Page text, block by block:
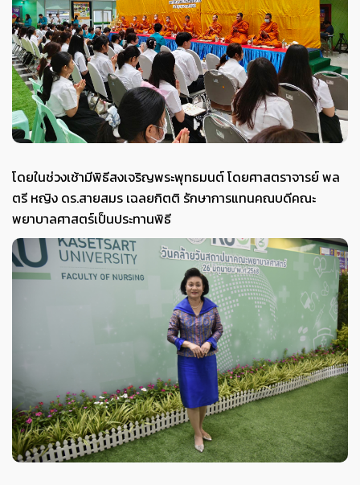
โดยในช่วงเช้ามีพิธีสงเจริญพระพุทธมนต์ โดยศาสตราจารย์ พล
ตรี หญิง ดร.สายสมร เฉลยกิตติ รักษาการแทนคณบดีคณะ
พยาบาลศาสตร์เป็นประทานพิธี